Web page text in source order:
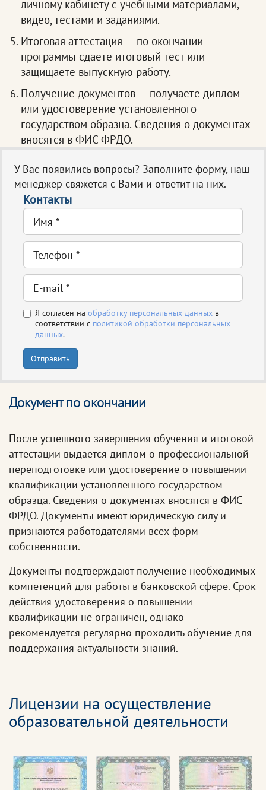
личному кабинету с учебными материалами,
видео, тестами и заданиями.
Итоговая аттестация — по окончании
программы сдаете итоговый тест или
защищаете выпускную работу.
Получение документов — получаете диплом
или удостоверение установленного
государством образца. Сведения о документах
вносятся в ФИС ФРДО.
У Вас появились вопросы? Заполните форму, наш
менеджер свяжется с Вами и ответит на них.
Контакты
Я согласен на обработку персональных данных в
соответствии с политикой обработки персональных
данных.
Отправить
Документ по окончании
После успешного завершения обучения и итоговой
аттестации выдается диплом о профессиональной
переподготовке или удостоверение о повышении
квалификации установленного государством
образца. Сведения о документах вносятся в ФИС
ФРДО. Документы имеют юридическую силу и
признаются работодателями всех форм
собственности.
Документы подтверждают получение необходимых
компетенций для работы в банковской сфере. Срок
действия удостоверения о повышении
квалификации не ограничен, однако
рекомендуется регулярно проходить обучение для
поддержания актуальности знаний.
Лицензии на осуществление
образовательной деятельности